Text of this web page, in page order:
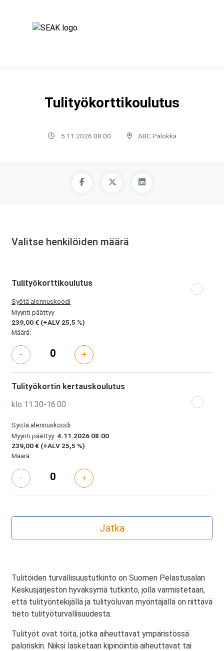
Tulityökorttikoulutus
5.11.2026 08:00 ABC Palokka
Valitse henkilöiden määrä
Tulityökorttikoulutus
Syötä alennuskoodi
Myynti päättyy
239,00 € (+ALV 25,5 %)
Määrä:
- +
Tulityökortin kertauskoulutus
klo 11:30-16:00
Syötä alennuskoodi
Myynti päättyy 4.11.2026 08:00
239,00 € (+ALV 25,5 %)
Määrä:
- +
Tulitöiden turvallisuustutkinto on Suomen Pelastusalan
Keskusjärjestön hyväksymä tutkinto, jolla varmistetaan,
että tulityöntekijällä ja tulityöluvan myöntäjällä on riittävä
tieto tulityöturvallisuudesta.
Tulityöt ovat töitä, jotka aiheuttavat ympäristössä
paloriskin. Niiksi lasketaan kipinöintiä aiheuttavat tai